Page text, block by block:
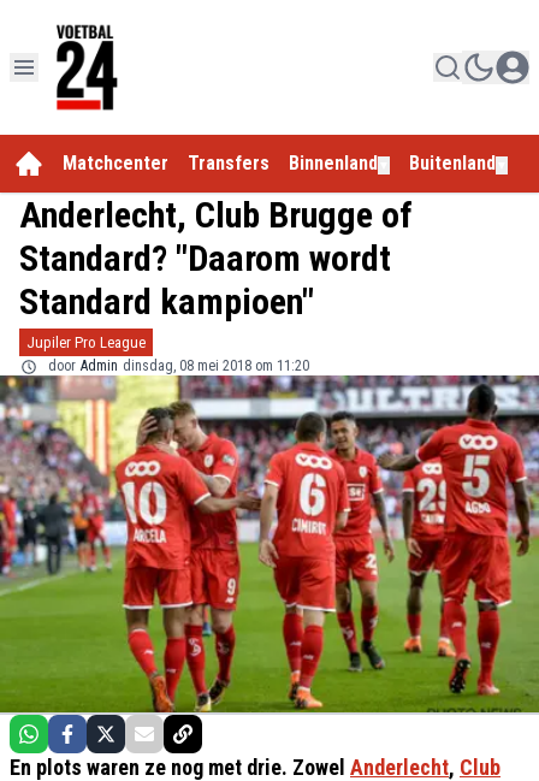
Matchcenter Transfers Binnenland Buitenland
Anderlecht, Club Brugge of
Standard? "Daarom wordt
Standard kampioen"
Jupiler Pro League
door Admin dinsdag, 08 mei 2018 om 11:20
En plots waren ze nog met drie. Zowel Anderlecht, Club